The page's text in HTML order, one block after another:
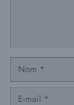
Nom